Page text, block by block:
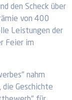
den Scheck über
von 400
Leistungen der
Feier im
nahm
Geschichte